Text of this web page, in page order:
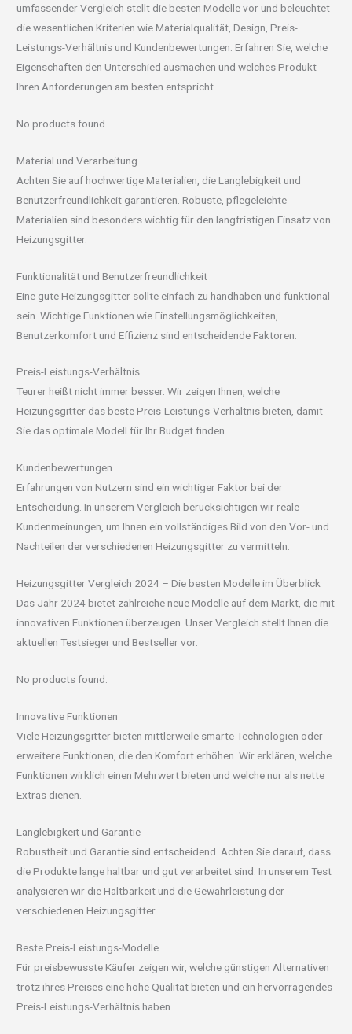
umfassender Vergleich stellt die besten Modelle vor und beleuchtet
die wesentlichen Kriterien wie Materialqualität, Design, Preis-
Leistungs-Verhältnis und Kundenbewertungen. Erfahren Sie, welche
Eigenschaften den Unterschied ausmachen und welches Produkt
Ihren Anforderungen am besten entspricht.
No products found.
Material und Verarbeitung
Achten Sie auf hochwertige Materialien, die Langlebigkeit und
Benutzerfreundlichkeit garantieren. Robuste, pflegeleichte
Materialien sind besonders wichtig für den langfristigen Einsatz von
Heizungsgitter.
Funktionalität und Benutzerfreundlichkeit
Eine gute Heizungsgitter sollte einfach zu handhaben und funktional
sein. Wichtige Funktionen wie Einstellungsmöglichkeiten,
Benutzerkomfort und Effizienz sind entscheidende Faktoren.
Preis-Leistungs-Verhältnis
Teurer heißt nicht immer besser. Wir zeigen Ihnen, welche
Heizungsgitter das beste Preis-Leistungs-Verhältnis bieten, damit
Sie das optimale Modell für Ihr Budget finden.
Kundenbewertungen
Erfahrungen von Nutzern sind ein wichtiger Faktor bei der
Entscheidung. In unserem Vergleich berücksichtigen wir reale
Kundenmeinungen, um Ihnen ein vollständiges Bild von den Vor- und
Nachteilen der verschiedenen Heizungsgitter zu vermitteln.
Heizungsgitter Vergleich 2024 – Die besten Modelle im Überblick
Das Jahr 2024 bietet zahlreiche neue Modelle auf dem Markt, die mit
innovativen Funktionen überzeugen. Unser Vergleich stellt Ihnen die
aktuellen Testsieger und Bestseller vor.
No products found.
Innovative Funktionen
Viele Heizungsgitter bieten mittlerweile smarte Technologien oder
erweitere Funktionen, die den Komfort erhöhen. Wir erklären, welche
Funktionen wirklich einen Mehrwert bieten und welche nur als nette
Extras dienen.
Langlebigkeit und Garantie
Robustheit und Garantie sind entscheidend. Achten Sie darauf, dass
die Produkte lange haltbar und gut verarbeitet sind. In unserem Test
analysieren wir die Haltbarkeit und die Gewährleistung der
verschiedenen Heizungsgitter.
Beste Preis-Leistungs-Modelle
Für preisbewusste Käufer zeigen wir, welche günstigen Alternativen
trotz ihres Preises eine hohe Qualität bieten und ein hervorragendes
Preis-Leistungs-Verhältnis haben.